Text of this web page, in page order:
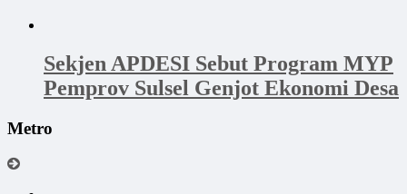
Sekjen APDESI Sebut Program MYP
Pemprov Sulsel Genjot Ekonomi Desa
Metro